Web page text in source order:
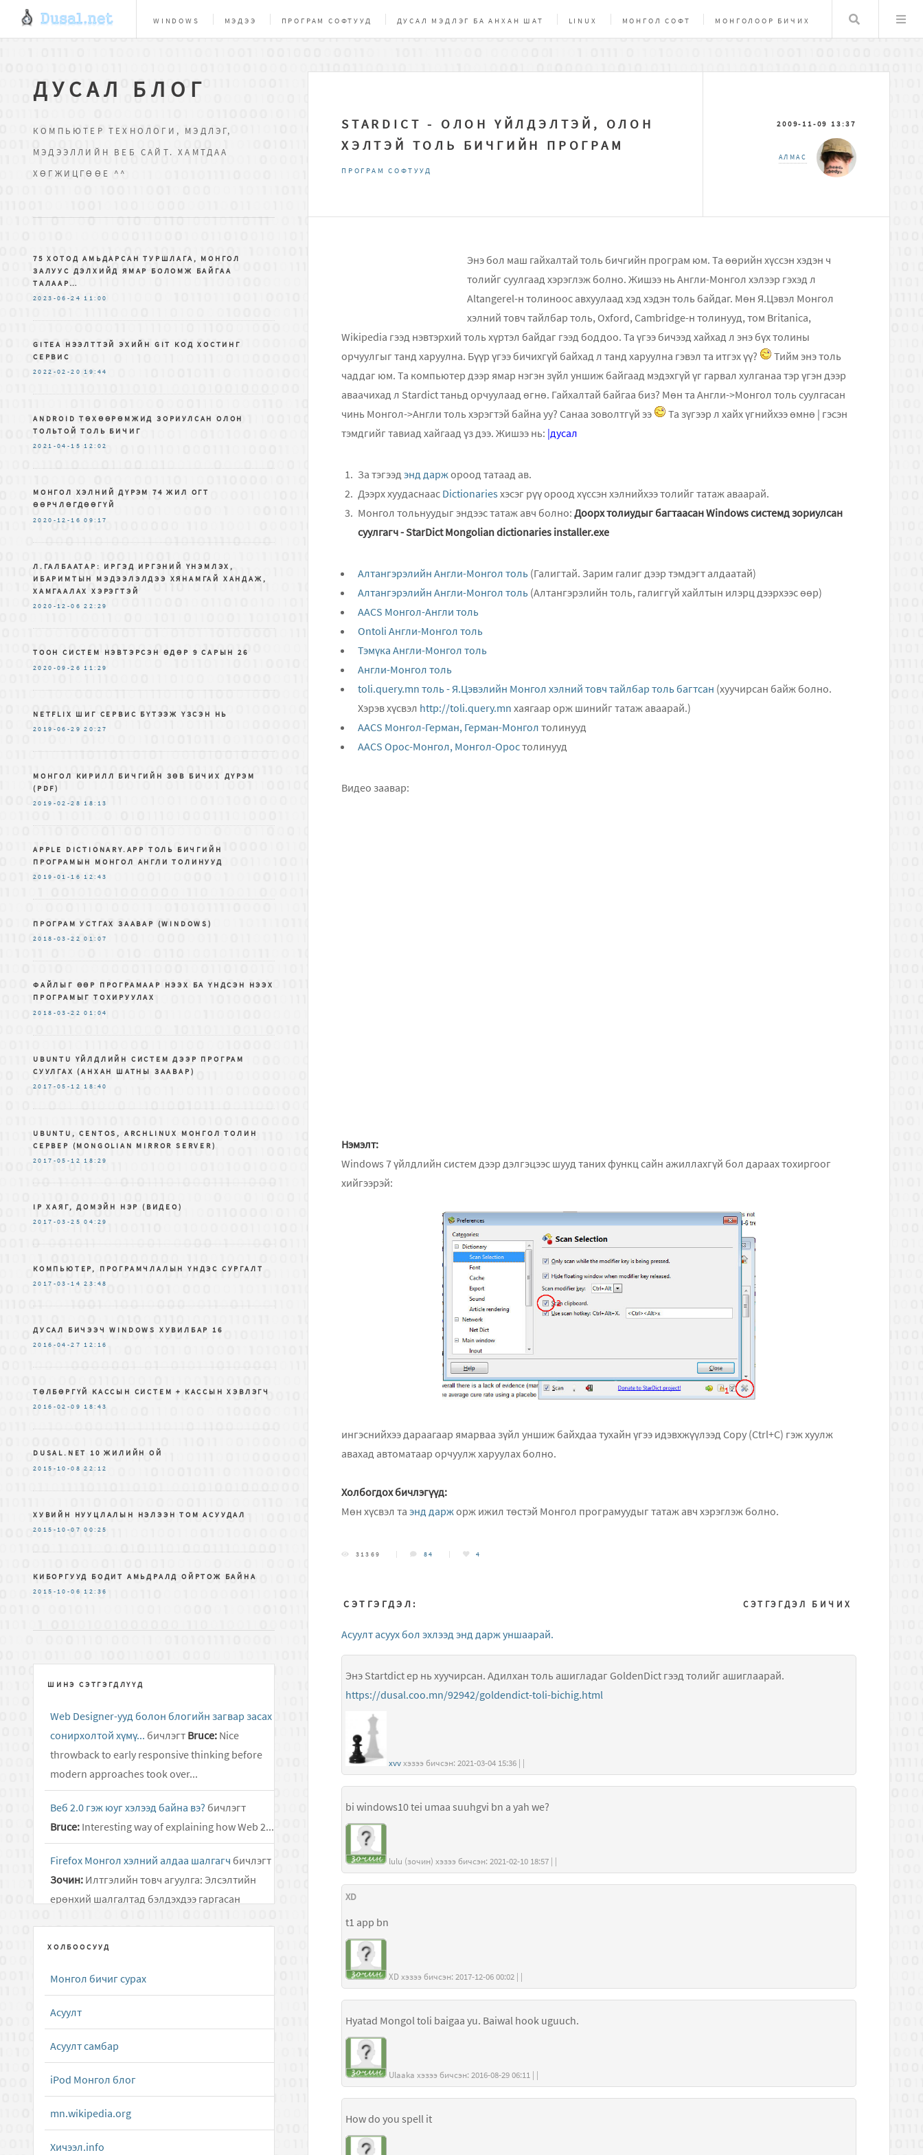
WINDOWS МЭДЭЭ ПРОГРАМ СОФТУУД ДУСАЛ МЭДЛЭГ БА АНХАН ШАТ LINUX МОНГОЛ СОФТ МОНГОЛООР БИЧИХ Хайлт
STARDICT - ОЛОН ҮЙЛДЭЛТЭЙ, ОЛОН
ХЭЛТЭЙ ТОЛЬ БИЧГИЙН ПРОГРАМ
ПРОГРАМ СОФТУУД
2009-11-09 13:37
АЛМАС
Энэ бол маш гайхалтай толь бичгийн програм юм. Та өөрийн хүссэн хэдэн ч
толийг суулгаад хэрэглэж болно. Жишээ нь Англи-Монгол хэлээр гэхэд л
Altangerel-н толиноос авхуулаад хэд хэдэн толь байдаг. Мөн Я.Цэвэл Монгол
хэлний товч тайлбар толь, Oxford, Cambridge-н толинууд, том Britanica,
Wikipedia гээд нэвтэрхий толь хүртэл байдаг гээд боддоо. Та үгээ бичээд хайхад л энэ бүх толины
орчуулгыг танд харуулна. Бүүр үгээ бичихгүй байхад л танд харуулна гэвэл та итгэх үү?
Тийм энэ толь
чаддаг юм. Та компьютер дээр ямар нэгэн зүйл уншиж байгаад мэдэхгүй үг гарвал хулганаа тэр үгэн дээр
аваачихад л Stardict таньд орчуулаад өгнө. Гайхалтай байгаа биз? Мөн та Англи->Монгол толь суулгасан
чинь Монгол->Англи толь хэрэгтэй байна уу? Санаа зоволтгүй ээ
Та зүгээр л хайх үгнийхээ өмнө | гэсэн
тэмдгийг тавиад хайгаад үз дээ. Жишээ нь: |дусал
За тэгээд энд даржороод татаад ав.
Дээрх хуудаснаас Dictionaries хэсэг рүү ороод хүссэн хэлнийхээ толийг татаж аваарай.
Монгол тольнуудыг эндээс татаж авч болно: Доорх толиудыг багтаасан Windows системд зориулсан
суулгагч -StarDict Mongolian dictionaries installer.exe
Алтангэрэлийн Англи-Монгол толь (Галигтай. Зарим галиг дээр тэмдэгт алдаатай)
Aлтангэрэлийн Англи-Монгол толь (Алтангэрэлийн толь, галиггүй хайлтын илэрц дээрхээс өөр)
AACS Монгол-Англи толь
Ontoli Англи-Монгол толь
Тэмүка Англи-Монгол толь
Англи-Монгол толь
toli.query.mn толь - Я.Цэвэлийн Монгол хэлний товч тайлбар толь багтсан (хуучирсан байж болно.
Хэрэв хүсвэл http://toli.query.mn хаягаар орж шинийг татаж аваарай.)
AACS Монгол-Герман, Герман-Монгол толинууд
AACS Орос-Монгол, Монгол-Оростолинууд
Видео заавар:
Нэмэлт:
Windows 7 үйлдлийн систем дээр дэлгэцээс шууд таних функц сайн ажиллахгүй бол дараах тохиргоог
хийгээрэй:
ингэснийхээ дараагаар ямарваа зүйл уншиж байхдаа тухайн үгээ идэвхжүүлээд Copy (Ctrl+C) гэж хуулж
авахад автоматаар орчуулж харуулах болно.
Холбогдох бичлэгүүд:
Мөн хүсвэл та энд даржорж ижил төстэй Монгол програмуудыг татаж авч хэрэглэж болно.
31369 84 4
СЭТГЭГДЭЛ БИЧИХ
СЭТГЭГДЭЛ:
Асуулт асуух бол эхлээд энд дарж уншаарай.
Энэ Startdict ер нь хуучирсан. Адилхан толь ашигладаг GoldenDict гээд толийг ашиглаарай.
https://dusal.coo.mn/92942/goldendict-toli-bichig.html
xvv хэзээ бичсэн: 2021-03-04 15:36 | |
bi windows10 tei umaa suuhgvi bn a yah we?
lulu (зочин) хэзээ бичсэн: 2021-02-10 18:57 | |
XD
t1 app bn
XD хэзээ бичсэн: 2017-12-06 00:02 | |
Hyatad Mongol toli baigaa yu. Baiwal hook uguuch.
Ulaaka хэзээ бичсэн: 2016-08-29 06:11 | |
How do you spell it
ДУСАЛ БЛОГ
КОМПЬЮТЕР ТЕХНОЛОГИ, МЭДЛЭГ,
МЭДЭЭЛЛИЙН ВЕБ САЙТ. ХАМТДАА
ХӨГЖИЦГӨӨЕ ^^
75 ХОТОД АМЬДАРСАН ТУРШЛАГА, МОНГОЛ
ЗАЛУУС ДЭЛХИЙД ЯМАР БОЛОМЖ БАЙГАА
ТАЛААР…
2023-06-24 11:00
GITEA НЭЭЛТТЭЙ ЭХИЙН GIT КОД ХОСТИНГ
СЕРВИС
2022-02-20 19:44
ANDROID ТӨХӨӨРӨМЖИД ЗОРИУЛСАН ОЛОН
ТОЛЬТОЙ ТОЛЬ БИЧИГ
2021-04-15 12:02
МОНГОЛ ХЭЛНИЙ ДҮРЭМ 74 ЖИЛ ОГТ
ӨӨРЧЛӨГДӨӨГҮЙ
2020-12-16 09:17
Л.ГАЛБААТАР: ИРГЭД ИРГЭНИЙ ҮНЭМЛЭХ,
ИБАРИМТЫН МЭДЭЭЛЭЛДЭЭ ХЯНАМГАЙ ХАНДАЖ,
ХАМГААЛАХ ХЭРЭГТЭЙ
2020-12-06 22:29
ТООН СИСТЕМ НЭВТЭРСЭН ӨДӨР 9 САРЫН 26
2020-09-26 11:29
NETFLIX ШИГ СЕРВИС БҮТЭЭЖ ҮЗСЭН НЬ
2019-06-29 20:27
МОНГОЛ КИРИЛЛ БИЧГИЙН ЗѲВ БИЧИХ ДҮРЭМ
(PDF)
2019-02-28 18:13
APPLE DICTIONARY.APP ТОЛЬ БИЧГИЙН
ПРОГРАМЫН МОНГОЛ АНГЛИ ТОЛИНУУД
2019-01-16 12:43
ПРОГРАМ УСТГАХ ЗААВАР (WINDOWS)
2018-03-22 01:07
ФАЙЛЫГ ӨӨР ПРОГРАМААР НЭЭХ БА ҮНДСЭН НЭЭХ
ПРОГРАМЫГ ТОХИРУУЛАХ
2018-03-22 01:04
UBUNTU ҮЙЛДЛИЙН СИСТЕМ ДЭЭР ПРОГРАМ
СУУЛГАХ (АНХАН ШАТНЫ ЗААВАР)
2017-05-12 18:40
UBUNTU, CENTOS, ARCHLINUX МОНГОЛ ТОЛИН
СЕРВЕР (MONGOLIAN MIRROR SERVER)
2017-05-12 18:29
IP ХАЯГ, ДОМЭЙН НЭР (ВИДЕО)
2017-03-25 04:29
КОМПЬЮТЕР, ПРОГРАМЧЛАЛЫН ҮНДЭС СУРГАЛТ
2017-03-14 23:48
ДУСАЛ БИЧЭЭЧ WINDOWS ХУВИЛБАР 16
2016-04-27 12:16
ТӨЛБӨРГҮЙ КАССЫН СИСТЕМ + КАССЫН ХЭВЛЭГЧ
2016-02-09 18:43
DUSAL.NET 10 ЖИЛИЙН ОЙ
2015-10-08 22:12
ХУВИЙН НУУЦЛАЛЫН НЭЛЭЭН ТОМ АСУУДАЛ
2015-10-07 00:25
КИБОРГУУД БОДИТ АМЬДРАЛД ОЙРТОЖ БАЙНА
2015-10-06 12:36
ШИНЭ СЭТГЭГДЛҮҮД
Web Designer-ууд болон блогийн загвар засах
сонирхолтой хүмү... бичлэгт Bruce: Nice
throwback to early responsive thinking before
modern approaches took over...
Веб 2.0 гэж юуг хэлээд байна вэ? бичлэгт
Bruce: Interesting way of explaining how Web 2...
Firefox Монгол хэлний алдаа шалгагч бичлэгт
Зочин: Илтгэлийн товч агуулга: Элсэлтийн
ерөнхий шалгалтад бэлдэхдээ гаргасан
Дусал Бичээч ( Mongolian Keyboard Layouts
тольтой толь бичиг
Apple Dictionary.app толь бичгийн програмын
Монгол Англи тол...бичлэгтАлмас:Татаж
авах холбоосыг сэргээлээ.
Apple Dictionary.app толь бичгийн програмын
ХОЛБООСУУД
Монгол бичиг сурах
Асуулт
Асуулт самбар
iPod Монгол блог
mn.wikipedia.org
Хичээл.info